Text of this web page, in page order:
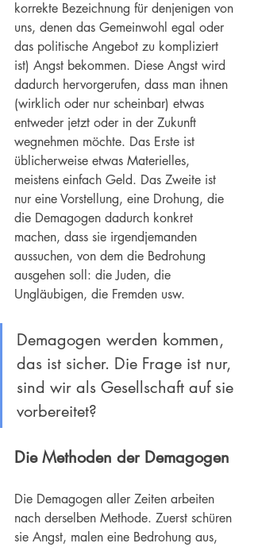
korrekte Bezeichnung für denjenigen von
uns, denen das Gemeinwohl egal oder
das politische Angebot zu kompliziert
ist) Angst bekommen. Diese Angst wird
dadurch hervorgerufen, dass man ihnen
(wirklich oder nur scheinbar) etwas
entweder jetzt oder in der Zukunft
wegnehmen möchte. Das Erste ist
üblicherweise etwas Materielles,
meistens einfach Geld. Das Zweite ist
nur eine Vorstellung, eine Drohung, die
die Demagogen dadurch konkret
machen, dass sie irgendjemanden
aussuchen, von dem die Bedrohung
ausgehen soll: die Juden, die
Ungläubigen, die Fremden usw.
Demagogen werden kommen,
das ist sicher. Die Frage ist nur,
sind wir als Gesellschaft auf sie
vorbereitet?
Die Methoden der Demagogen
Die Demagogen aller Zeiten arbeiten
nach derselben Methode. Zuerst schüren
sie Angst, malen eine Bedrohung aus,